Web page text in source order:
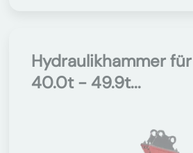
Hydraulikhammer für
40.0t - 49.9t...